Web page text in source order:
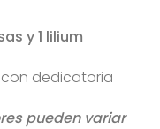
y 1 lilium
con dedicatoria
pueden variar